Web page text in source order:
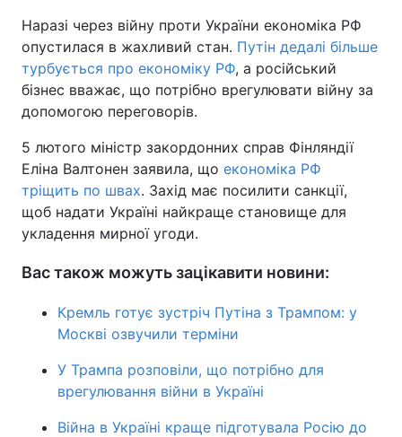
Наразі через війну проти України економіка РФ
опустилася в жахливий стан. Путін дедалі більше
турбується про економіку РФ, а російський
бізнес вважає, що потрібно врегулювати війну за
допомогою переговорів.
5 лютого міністр закордонних справ Фінляндії
Еліна Валтонен заявила, що економіка РФ
тріщить по швах. Захід має посилити санкції,
щоб надати Україні найкраще становище для
укладення мирної угоди.
Вас також можуть зацікавити новини:
Кремль готує зустріч Путіна з Трампом: у
Москві озвучили терміни
У Трампа розповіли, що потрібно для
врегулювання війни в Україні
Війна в Україні краще підготувала Росію до